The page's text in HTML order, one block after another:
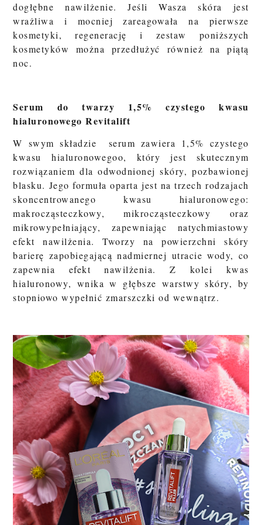
dogłębne nawilżenie. Jeśli Wasza skóra jest
wrażliwa i mocniej zareagowała na pierwsze
kosmetyki, regenerację i zestaw poniższych
kosmetyków można przedłużyć również na piątą
noc.
Serum do twarzy 1,5% czystego kwasu
hialuronowego Revitalift
W swym składzie serum zawiera 1,5% czystego
kwasu hialuronowegoo, który jest skutecznym
rozwiązaniem dla odwodnionej skóry, pozbawionej
blasku. Jego formuła oparta jest na trzech rodzajach
skoncentrowanego kwasu hialuronowego:
makrocząsteczkowy, mikrocząsteczkowy oraz
mikrowypełniający, zapewniając natychmiastowy
efekt nawilżenia. Tworzy na powierzchni skóry
barierę zapobiegającą nadmiernej utracie wody, co
zapewnia efekt nawilżenia. Z kolei kwas
hialuronowy, wnika w głębsze warstwy skóry, by
stopniowo wypełnić zmarszczki od wewnątrz.